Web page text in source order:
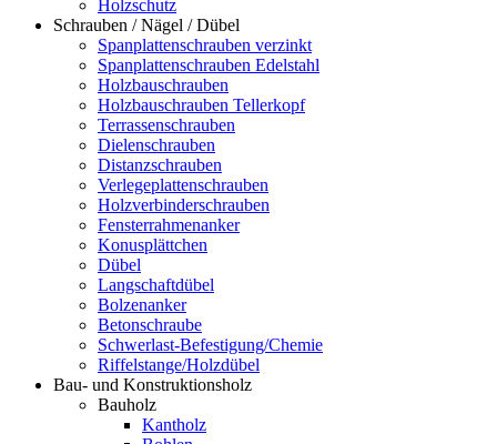
Holzschutz
Schrauben / Nägel / Dübel
Spanplattenschrauben verzinkt
Spanplattenschrauben Edelstahl
Holzbauschrauben
Holzbauschrauben Tellerkopf
Terrassenschrauben
Dielenschrauben
Distanzschrauben
Verlegeplattenschrauben
Holzverbinderschrauben
Fensterrahmenanker
Konusplättchen
Dübel
Langschaftdübel
Bolzenanker
Betonschraube
Schwerlast-Befestigung/Chemie
Riffelstange/Holzdübel
Bau- und Konstruktionsholz
Bauholz
Kantholz